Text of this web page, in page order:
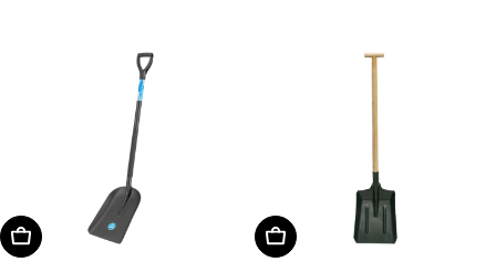
Dodaj do koszyka Dodaj do koszyka